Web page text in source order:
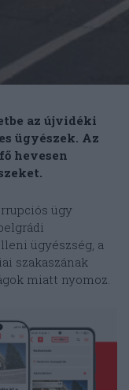
az újvidéki
ügyészek. Az
hevesen
ügy
ügyészség, a
szakaszának
miatt nyomoz.